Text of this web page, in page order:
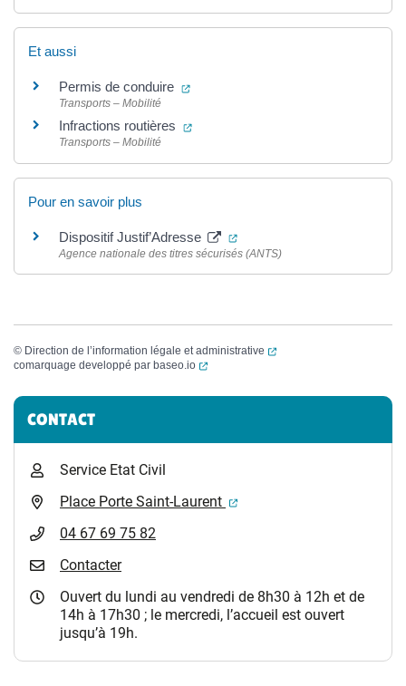
Et aussi
Permis de conduire (ouverture dans un nouvel onglet)
Transports – Mobilité
Infractions routières (ouverture dans un nouvel onglet)
Transports – Mobilité
Pour en savoir plus
Dispositif Justif’Adresse (ouverture dans un nouvel
Agence nationale des titres sécurisés (ANTS)
© Direction de l’information légale et administrative
(ouverture dans un
comarquage developpé par baseo.io (ouverture dans un nouvel onglet)
Informations complémentaires
CONTACT
Service Etat Civil
Place Porte Saint-Laurent
(ouverture dans un
04 67 69 75 82
Contacter
Ouvert du lundi au vendredi de 8h30 à 12h et de
14h à 17h30 ; le mercredi, l’accueil est ouvert
jusqu’à 19h.